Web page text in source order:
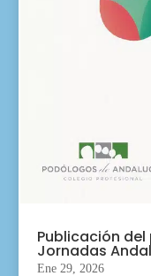
Publicación
Jornadas
Ene 29, 2026